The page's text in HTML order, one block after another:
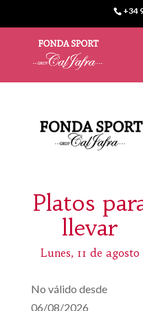
+34
Platos
llevar
Lunes, 11 de agosto
No válido desde
06/08/2026